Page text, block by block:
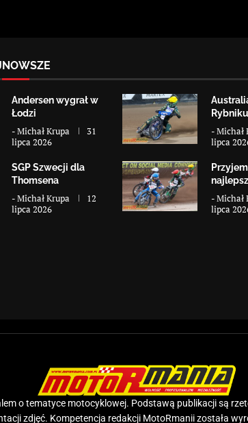
Andersen wygrał w
Łodzi
-Michał Krupa
31
lipca 2026
Rybniku
-Michał
lipca
SGP Szwecji dla
Thomsena
-Michał Krupa
12
lipca 2026
-Michał
lipca
o tematyce motocyklowej. Podstawą publikacji są
zdjęć. Kompetencja redakcji MotoRmanii została